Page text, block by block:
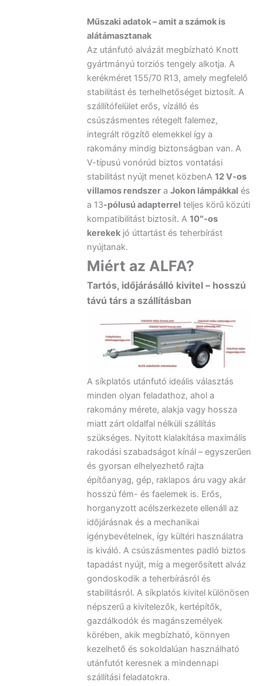
Műszaki adatok – amit a számok is
alátámasztanak
Az utánfutó alvázát megbízható Knott
gyártmányú torziós tengely alkotja. A
kerékméret 155/70 R13, amely megfelelő
stabilitást és terhelhetőséget biztosít. A
szállítófelület erős, vízálló és
csúszásmentes rétegelt falemez,
integrált rögzítő elemekkel így a
rakomány mindig biztonságban van. A
V-típusú vonórúd biztos vontatási
stabilitást nyújt menet közbenA 12 V-os
villamos rendszera Jokon lámpákkal és
a 13-pólusú adapterrel teljes körű közúti
kompatibilitást biztosít. A 10″-os
kerekekjó úttartást és teherbírást
nyújtanak.
Miért az ALFA?
Tartós, időjárásálló kivitel – hosszú
távú társ a szállításban
A síkplatós utánfutó ideális választás
minden olyan feladathoz, ahol a
rakomány mérete, alakja vagy hossza
miatt zárt oldalfal nélküli szállítás
szükséges. Nyitott kialakítása maximális
rakodási szabadságot kínál – egyszerűen
és gyorsan elhelyezhető rajta
építőanyag, gép, raklapos áru vagy akár
hosszú fém- és faelemek is. Erős,
horganyzott acélszerkezete ellenáll az
időjárásnak és a mechanikai
igénybevételnek, így kültéri használatra
is kiváló. A csúszásmentes padló biztos
tapadást nyújt, míg a megerősített alváz
gondoskodik a teherbírásról és
stabilitásról. A síkplatós kivitel különösen
népszerű a kivitelezők, kertépítők,
gazdálkodók és magánszemélyek
körében, akik megbízható, könnyen
kezelhető és sokoldalúan használható
utánfutót keresnek a mindennapi
szállítási feladatokra.